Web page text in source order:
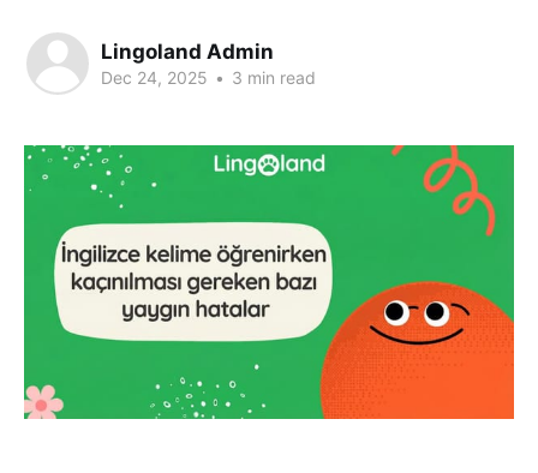
Lingoland Admin
Dec 24, 2025 • 3 min read